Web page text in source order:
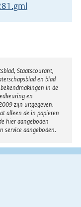
Staatscourant,
en blad
in de
en
zijn uitgegeven.
alleen de in papieren
hier aangeboden
service aangeboden.